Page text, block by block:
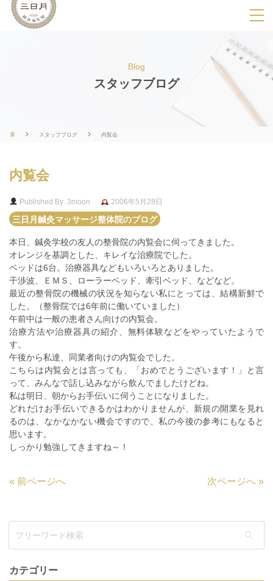
SPメニ
ー
展
用
ボ
Blog
スタッフブログ
スタッフブログ 内覧会
内覧会
Published By: 3moon
2006年5月28日
三日月鍼灸マッサージ整体院のブログ
本日、鍼灸学校の友人の整骨院の内覧会に伺ってきました。
オレンジを基調とした、キレイな治療院でした。
ベッドは6台。治療器具などもいろいろとありました。
干渉波、ＥＭＳ、ローラーベッド、牽引ベッド、などなど。
最近の整骨院の機械の状況を知らない私にとっては、結構新鮮で
した。（整骨院では6年前に働いていました）
午前中は一般の患者さん向けの内覧会。
治療方法や治療器具の紹介、無料体験などをやっていたようで
す。
午後から私達、同業者向けの内覧会でした。
こちらは内覧会とは言っても、「おめでとうございます！」と言
って、みんなで話し込みながら飲んでましたけどね。
私は明日、朝からお手伝いに伺うことになりました。
どれだけお手伝いできるかはわかりませんが、新規の開業を見れ
るのは、なかなかない機会ですので、私の今後の参考にもなると
思います。
しっかり勉強してきますね～！
« 前ページへ 次ページへ »
カテゴリー